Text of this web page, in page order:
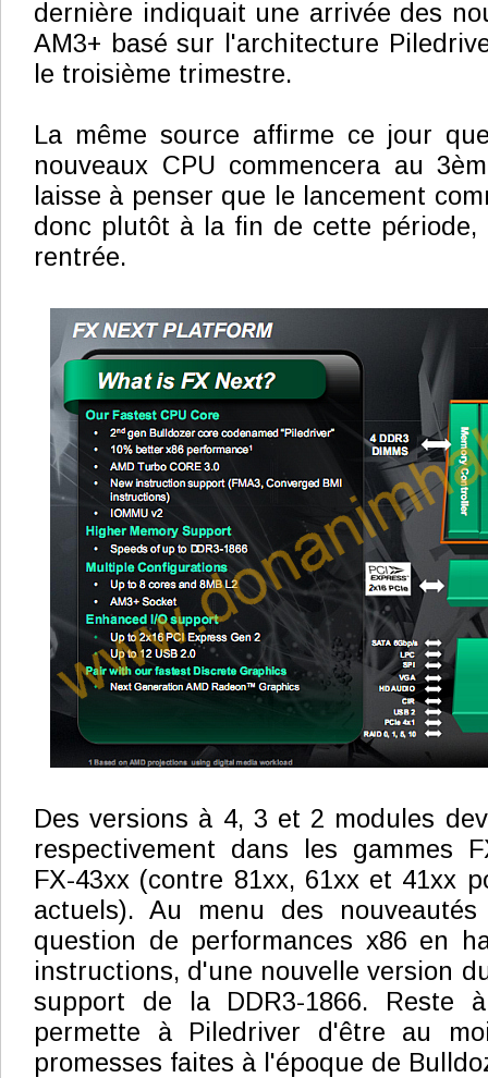
dernière indiquait une arrivée des
AM3+ basé sur l'architecture
le troisième trimestre.
La même source affirme ce jour
nouveaux CPU commencera au
laisse à penser que le lancement
donc plutôt à la fin de cette période,
rentrée.
Des versions à 4, 3 et 2 modules
respectivement dans les gammes
FX-43xx (contre 81xx, 61xx et 41xx
actuels). Au menu des
question de performances x86 en
instructions, d'une nouvelle version
support de la DDR3-1866. Reste
permette à Piledriver d'être au
promesses faites à l'époque de